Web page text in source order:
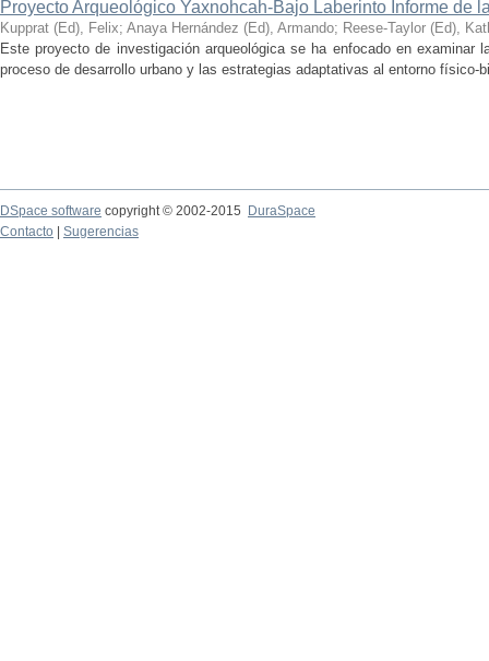
Proyecto Arqueológico Yaxnohcah-Bajo Laberinto Informe de
Kupprat (Ed), Felix; Anaya Hernández (Ed), Armando; Reese-Taylor (Ed),
Este proyecto de investigación arqueológica se ha enfocado en examinar
proceso de desarrollo urbano y las estrategias adaptativas al entorno físico-
DSpace software copyright © 2002-2015
DuraSpace
Contacto
Sugerencias